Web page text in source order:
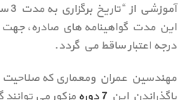
اين مدت گواهينامه هاي صادره، جهت
درجه اعتبار ساقط مي گردد.
مهندسین عمران ومعماری که صلاحیت
باگذراندن این 7 دوره
مزکور می توانند